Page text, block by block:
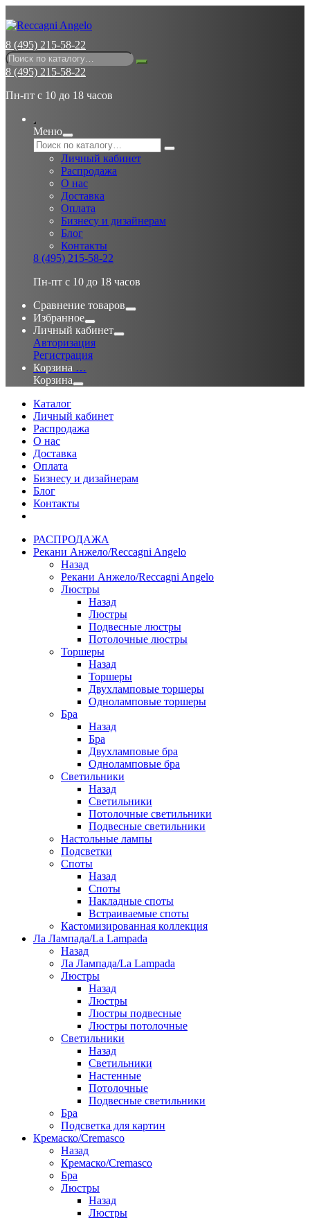
8 (495) 215-58-22
8 (495) 215-58-22
Пн-пт с 10 до 18 часов
Меню
Личный кабинет
Распродажа
О нас
Доставка
Оплата
Бизнесу и дизайнерам
Блог
Контакты
8 (495) 215-58-22
Пн-пт с 10 до 18 часов
Сравнение товаров
Избранное
Личный кабинет
Авторизация
Регистрация
Корзина …
Корзина
Каталог
Личный кабинет
Распродажа
О нас
Доставка
Оплата
Бизнесу и дизайнерам
Блог
Контакты
РАСПРОДАЖА
Рекани Анжело/Reccagni Angelo
Назад
Рекани Анжело/Reccagni Angelo
Люстры
Назад
Люстры
Подвесные люстры
Потолочные люстры
Торшеры
Назад
Торшеры
Двухламповые торшеры
Одноламповые торшеры
Бра
Назад
Бра
Двухламповые бра
Одноламповые бра
Светильники
Назад
Светильники
Потолочные светильники
Подвесные светильники
Настольные лампы
Подсветки
Споты
Назад
Споты
Накладные споты
Встраиваемые споты
Кастомизированная коллекция
Ла Лампада/La Lampada
Назад
Ла Лампада/La Lampada
Люстры
Назад
Люстры
Люстры подвесные
Люстры потолочные
Светильники
Назад
Светильники
Настенные
Потолочные
Подвесные светильники
Бра
Подсветка для картин
Кремаско/Cremasco
Назад
Кремаско/Cremasco
Бра
Люстры
Назад
Люстры